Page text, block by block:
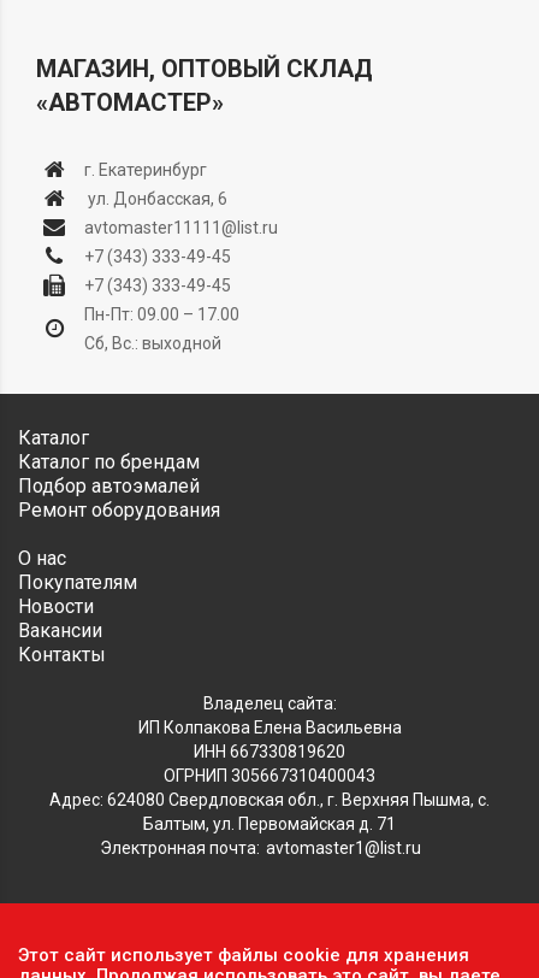
МАГАЗИН, ОПТОВЫЙ СКЛАД
«АВТОМАСТЕР»
г. Екатеринбург
ул. Донбасская, 6
avtomaster11111@list.ru
+7 (343) 333-49-45
+7 (343) 333-49-45
Пн-Пт: 09.00 – 17.00
Сб, Вс.: выходной
Каталог
Каталог по брендам
Подбор автоэмалей
Ремонт оборудования
О нас
Покупателям
Новости
Вакансии
Контакты
Владелец сайта:
ИП Колпакова Елена Васильевна
ИНН 667330819620
ОГРНИП 305667310400043
Адрес: 624080 Свердловская обл., г. Верхняя Пышма, с.
Балтым, ул. Первомайская д. 71
Электронная почта: avtomaster1@list.ru
Обратите внимание, что данный сайт носит исключительно
информационный характер и ни при каких условиях не
Этот сайт использует файлы cookie для хранения